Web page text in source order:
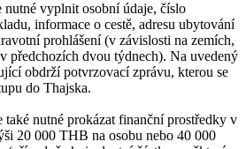
nutné vyplnit osobní údaje, číslo
informace o cestě, adresu ubytování
prohlášení (v závislosti na zemích,
předchozích dvou týdnech). Na uvedený
obdrží potvrzovací zprávu, kterou se
do Thajska.
také nutné prokázat finanční prostředky v
20 000 THB na osobu nebo 40 000